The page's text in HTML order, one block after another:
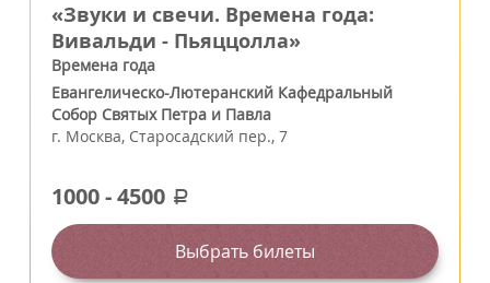
«Звуки и свечи. Времена года:
Вивальди - Пьяццолла»
Времена года
Евангелическо-Лютеранский Кафедральный
Собор Святых Петра и Павла
г. Москва, Старосадский пер., 7
1000-4500 a
Выбрать билеты